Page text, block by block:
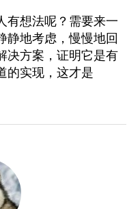
有想法呢？需要来一
静地考虑，慢慢地回
决方案，证明它是有
的实现，这才是